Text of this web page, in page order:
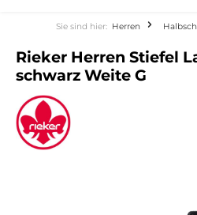
Sie sind hier: Herren
Rieker Herren Stiefel
schwarz Weite G